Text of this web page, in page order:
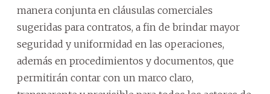
manera conjunta en cláusulas comerciales
sugeridas para contratos, a fin de brindar mayor
seguridad y uniformidad en las operaciones,
además en procedimientos y documentos, que
permitirán contar con un marco claro,